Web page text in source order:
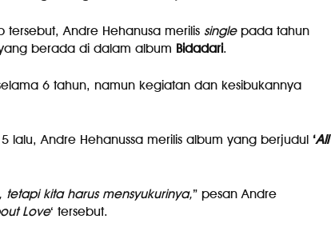
Andre Hehanusa merilis singlepada tahun
berada di dalam album Bidadari.
6 tahun, namun kegiatan dan kesibukannya
lalu, Andre Hehanussa merilis album yang berjudul ‘All
kita harus mensyukurinya,” pesan Andre
Love‘ tersebut.